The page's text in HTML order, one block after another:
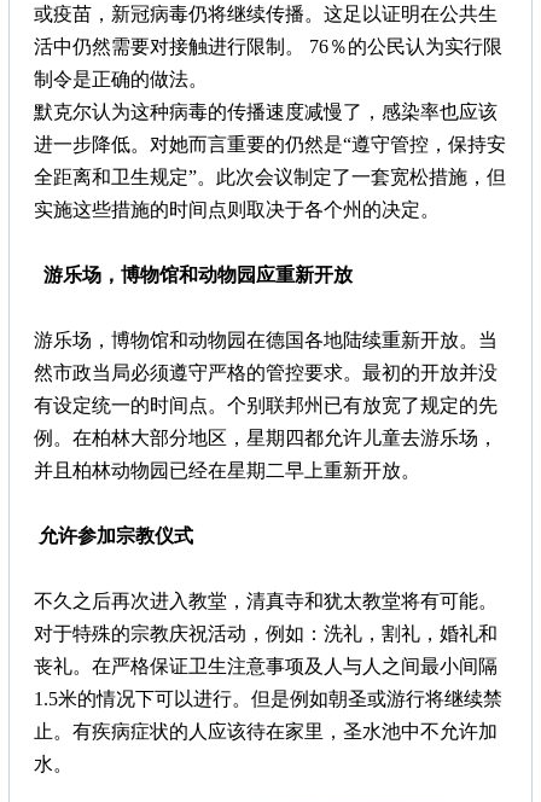
或疫苗，新冠病毒仍将继续传播。这足以证明在公共生
活中仍然需要对接触进行限制。 76％的公民认为实行限
制令是正确的做法。
默克尔认为这种病毒的传播速度减慢了，感染率也应该
进一步降低。对她而言重要的仍然是“遵守管控，保持安
全距离和卫生规定”。此次会议制定了一套宽松措施，但
实施这些措施的时间点则取决于各个州的决定。
游乐场，博物馆和动物园应重新开放
游乐场，博物馆和动物园在德国各地陆续重新开放。当
然市政当局必须遵守严格的管控要求。最初的开放并没
有设定统一的时间点。个别联邦州已有放宽了规定的先
例。在柏林大部分地区，星期四都允许儿童去游乐场，
并且柏林动物园已经在星期二早上重新开放。
允许参加宗教仪式
不久之后再次进入教堂，清真寺和犹太教堂将有可能。
对于特殊的宗教庆祝活动，例如：洗礼，割礼，婚礼和
丧礼。在严格保证卫生注意事项及人与人之间最小间隔
1.5米的情况下可以进行。但是例如朝圣或游行将继续禁
止。有疾病症状的人应该待在家里，圣水池中不允许加
水。